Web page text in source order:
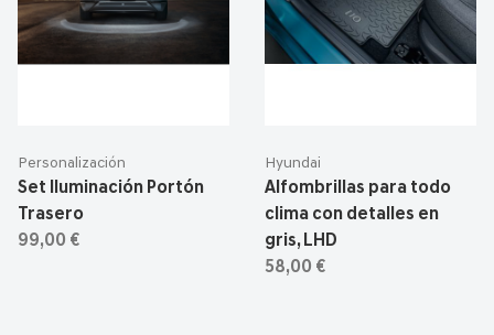
Personalización
Set Iluminación Portón
Trasero
99,00 €
Hyundai
Alfombrillas para todo
clima con detalles en
gris, LHD
58,00 €